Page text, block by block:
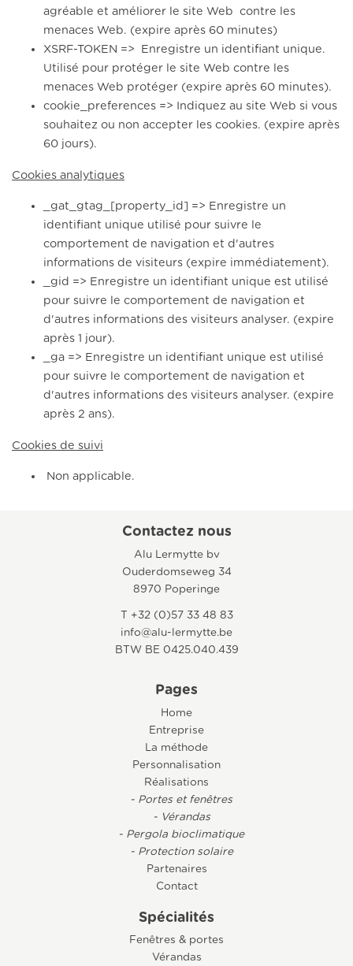
agréable et améliorer le site Web contre les
menaces Web. (expire après 60 minutes)
XSRF-TOKEN => Enregistre un identifiant unique.
Utilisé pour protéger le site Web contre les
menaces Web protéger (expire après 60 minutes).
cookie_preferences => Indiquez au site Web si vous
souhaitez ou non accepter les cookies. (expire après
60 jours).
Cookies analytiques
_gat_gtag_[property_id] => Enregistre un
identifiant unique utilisé pour suivre le
comportement de navigation et d'autres
informations de visiteurs (expire immédiatement).
_gid => Enregistre un identifiant unique est utilisé
pour suivre le comportement de navigation et
d'autres informations des visiteurs analyser. (expire
après 1 jour).
_ga => Enregistre un identifiant unique est utilisé
pour suivre le comportement de navigation et
d'autres informations des visiteurs analyser. (expire
après 2 ans).
Cookies de suivi
Non applicable.
Contactez nous
Alu Lermytte bv
Ouderdomseweg 34
8970 Poperinge
T +32 (0)57 33 48 83
info@alu-lermytte.be
BTW BE 0425.040.439
Pages
Home
Entreprise
La méthode
Personnalisation
Réalisations
- Portes et fenêtres
- Vérandas
- Pergola bioclimatique
- Protection solaire
Partenaires
Contact
Spécialités
Fenêtres & portes
Vérandas